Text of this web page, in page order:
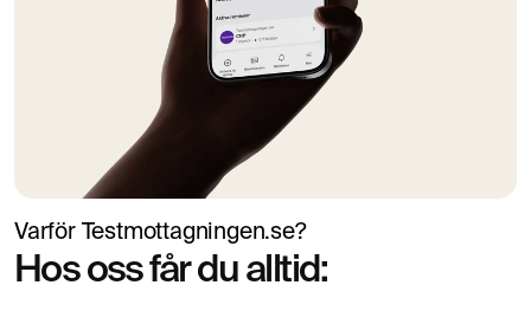
Varför Testmottagningen.se?
Hos oss får du alltid: